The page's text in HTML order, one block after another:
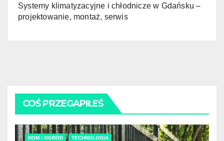
Systemy klimatyzacyjne i chłodnicze w Gdańsku –
projektowanie, montaż, serwis
COŚ PRZEGAPIŁEŚ
DOM I OGRÓD TECHNOLOGIA